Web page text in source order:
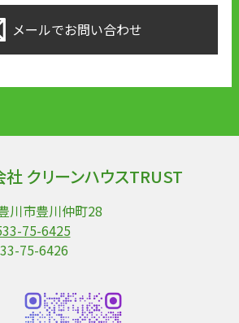
メールでお問い合わせ
クリーンハウスTRUST
川市豊川仲町28
75-6425
75-6426